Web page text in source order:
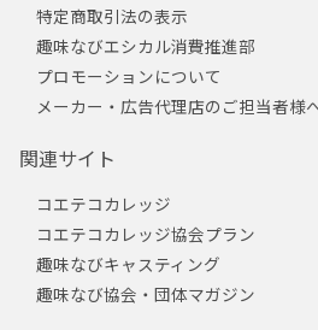
特定商取引法の表示
趣味なびエシカル消費推進部
プロモーションについて
メーカー・広告代理店のご担当者様
関連サイト
コエテコカレッジ
コエテコカレッジ協会プラン
趣味なびキャスティング
趣味なび協会・団体マガジン